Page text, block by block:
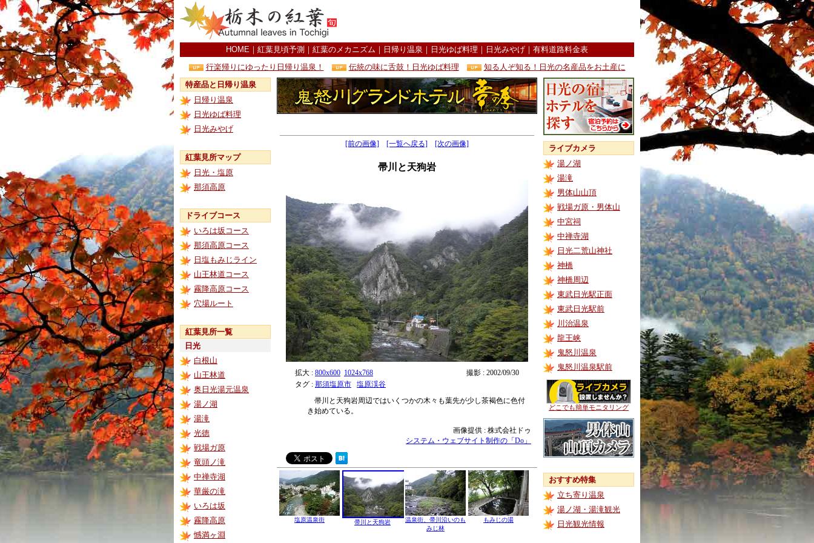
HOME ｜ 紅葉見頃予測 ｜ 紅葉のメカニズム ｜ 日帰り温泉 ｜ 日光ゆば料理 ｜ 日光みやげ ｜ 有料道路料金表
行楽帰りにゆったり日帰り温泉！
伝統の味に舌鼓！日光ゆば料理
知る人ぞ知る！日光の名産品をお土産に
特産品と日帰り温泉
日帰り温泉
日光ゆば料理
日光みやげ
紅葉見所マップ
日光・塩原
那須高原
ドライブコース
いろは坂コース
那須高原コース
日塩もみじライン
山王林道コース
霧降高原コース
穴場ルート
紅葉見所一覧
日光
白根山
山王林道
奥日光湯元温泉
湯ノ湖
湯滝
光徳
戦場ガ原
竜頭ノ滝
中禅寺湖
華厳の滝
いろは坂
霧降高原
憾満ヶ淵
[前の画像] [一覧へ戻る] [次の画像]
帚川と天狗岩
拡大 : 800x600 1024x768
撮影 : 2002/09/30
タグ : 那須塩原市
塩原渓谷
帚川と天狗岩周辺ではいくつかの木々も葉先が少し茶褐色に色付
き始めている。
画像提供 : 株式会社ドゥ
システム・ウェブサイト制作の「Do」
塩原温泉街 帚川と天狗岩
温泉街、帚川沿いのも
みじ林
もみじの湯
ライブカメラ
湯ノ湖
湯滝
男体山山頂
戦場ガ原・男体山
中宮祠
中禅寺湖
日光二荒山神社
神橋
神橋周辺
東武日光駅正面
東武日光駅前
川治温泉
龍王峡
鬼怒川温泉
鬼怒川温泉駅前
どこでも簡単モニタリング
おすすめ特集
立ち寄り温泉
湯ノ湖・湯滝観光
日光観光情報